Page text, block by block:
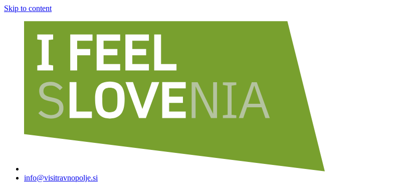
Skip to content
info@visitravnopolje.si